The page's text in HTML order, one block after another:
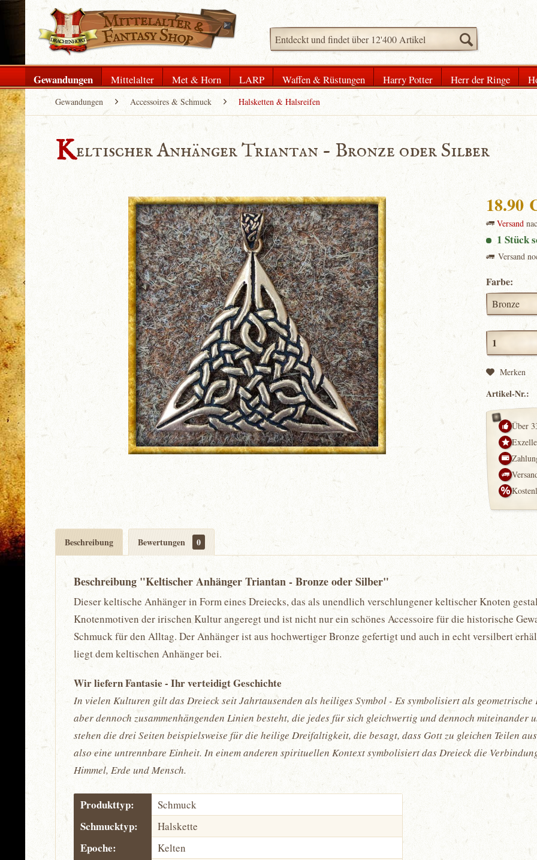
Gewandungen Mittelalter Met & Horn LARP Waffen & Rüstungen Harry Potter Herr der Ringe
Gewandungen Accessoires & Schmuck Halsketten & Halsreifen
Keltischer Anhänger Triantan - Bronze oder Silber
18.90
Versand
1 Stück
Versand
Farbe:
Merken
Artikel-Nr.:
Über
Beschreibung Bewertungen 0
Beschreibung "Keltischer Anhänger Triantan - Bronze oder Silber"
Dieser keltische Anhänger in Form eines Dreiecks, das als unendlich verschlungener keltischer Knoten
Knotenmotiven der irischen Kultur angeregt und ist nicht nur ein schönes Accessoire für die historische
Schmuck für den Alltag. Der Anhänger ist aus hochwertiger Bronze gefertigt und auch in echt versilbert
liegt dem keltischen Anhänger bei.
Wir liefern Fantasie - Ihr verteidigt Geschichte
In vielen Kulturen gilt das Dreieck seit Jahrtausenden als heiliges Symbol - Es symbolisiert als
aber dennoch zusammenhängenden Linien besteht, die jedes für sich gleichwertig und dennoch
stehen die drei Seiten beispielsweise für die heilige Dreifaltigkeit, die besagt, dass Gott zu gleichen Teilen
also eine untrennbare Einheit. In einem anderen spirituellen Kontext symbolisiert das Dreieck die
Himmel, Erde und Mensch.
Produkttyp: Schmuck
Schmucktyp: Halskette
Epoche: Kelten